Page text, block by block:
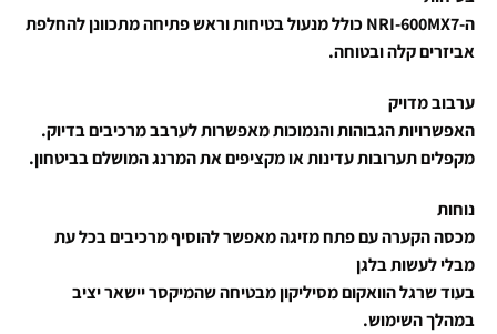
ה-NRI-600MX7 כולל מנעול בטיחות וראש פתיחה מתכוונן להחלפת
אביזרים קלה ובטוחה.
ערבוב מדויק
האפשרויות הגבוהות והנמוכות מאפשרות לערבב מרכיבים בדיוק.
מקפלים תערובות עדינות או מקציפים את המרנג המושלם בביטחון.
נוחות
מכסה הקערה עם פתח מזיגה מאפשר להוסיף מרכיבים בכל עת
מבלי לעשות בלגן
בעוד שרגל הוואקום מסיליקון מבטיחה שהמיקסר יישאר יציב
במהלך השימוש.